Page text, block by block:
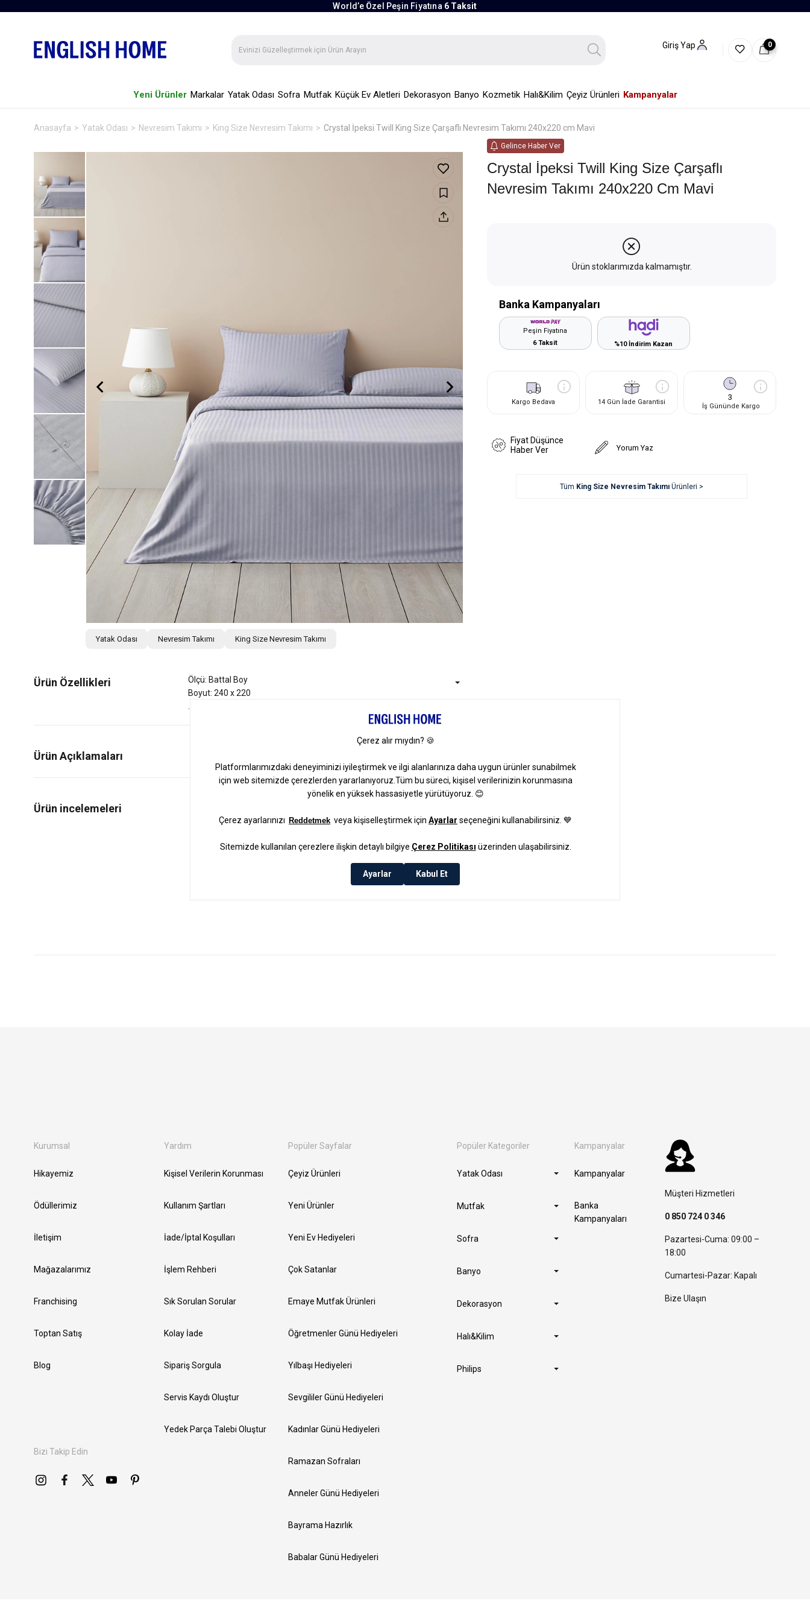
World’e Özel Peşin Fiyatına 6 Taksit
Giriş Yap 0
Yeni Ürünler Markalar Yatak Odası Sofra Mutfak Küçük Ev Aletleri Dekorasyon Banyo Kozmetik Halı&Kilim Çeyiz Ürünleri Kampanyalar
Anasayfa Yatak Odası Nevresim Takımı King Size Nevresim Takımı Crystal İpeksi Twill King Size Çarşaflı Nevresim Takımı 240x220 cm Mavi
Yatak Odası Nevresim Takımı King Size Nevresim Takımı
Ürün Özellikleri
Ölçü: Battal Boy
Boyut: 240 x 220
Ürün Açıklamaları
Gelince Haber Ver
Crystal İpeksi Twill King Size Çarşaflı
Nevresim Takımı 240x220 Cm Mavi
Ürün stoklarımızda kalmamıştır.
Banka Kampanyaları
Peşin Fiyatına
6 Taksit
%10 İndirim Kazan
Kargo Bedava 14 Gün İade Garantisi 3
İş Gününde Kargo
Fiyat Düşünce
Haber Ver
Yorum Yaz
Tüm King Size Nevresim Takımı Ürünleri >
Kurumsal
Hikayemiz
Ödüllerimiz
İletişim
Mağazalarımız
Franchising
Toptan Satış
Blog
Bizi Takip Edin
Yardım
Kişisel Verilerin Korunması
Kullanım Şartları
İade/İptal Koşulları
İşlem Rehberi
Sık Sorulan Sorular
Kolay İade
Sipariş Sorgula
Servis Kaydı Oluştur
Yedek Parça Talebi Oluştur
Popüler Sayfalar
Çeyiz Ürünleri
Yeni Ürünler
Yeni Ev Hediyeleri
Çok Satanlar
Emaye Mutfak Ürünleri
Öğretmenler Günü Hediyeleri
Yılbaşı Hediyeleri
Sevgililer Günü Hediyeleri
Kadınlar Günü Hediyeleri
Ramazan Sofraları
Anneler Günü Hediyeleri
Bayrama Hazırlık
Babalar Günü Hediyeleri
Popüler Kategoriler
Yatak Odası
Mutfak
Sofra
Banyo
Dekorasyon
Halı&Kilim
Philips
Kampanyalar
Kampanyalar
Banka
Kampanyaları
Müşteri Hizmetleri
0 850 724 0 346
Pazartesi-Cuma: 09:00 –
18:00
Cumartesi-Pazar: Kapalı
Bize Ulaşın